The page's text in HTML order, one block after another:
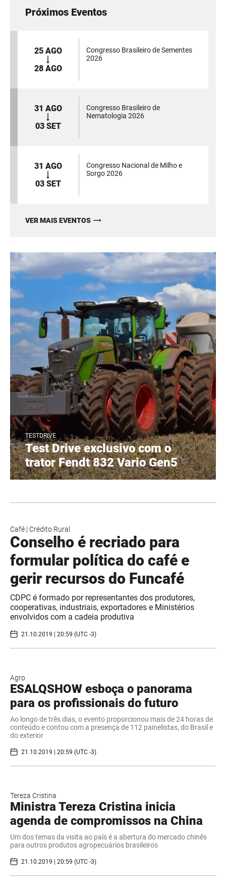
Próximos Eventos
25 AGO
28 AGO
Congresso Brasileiro de Sementes
2026
31 AGO
03 SET
Congresso Brasileiro de
Nematologia 2026
31 AGO
03 SET
Congresso Nacional de Milho e
Sorgo 2026
VER MAIS EVENTOS
TESTDRIVE
Test Drive exclusivo com o
trator Fendt 832 Vario Gen5
Café | Crédito Rural
Conselho é recriado para
formular política do café e
gerir recursos do Funcafé
CDPC é formado por representantes dos produtores,
cooperativas, industriais, exportadores e Ministérios
envolvidos com a cadeia produtiva
21.10.2019 | 20:59 (UTC -3)
Agro
ESALQSHOW esboça o panorama
para os profissionais do futuro
Ao longo de três dias, o evento proporcionou mais de 24 horas de
conteúdo e contou com a presença de 112 painelistas, do Brasil e
do exterior
21.10.2019 | 20:59 (UTC -3)
Tereza Cristina
Ministra Tereza Cristina inicia
agenda de compromissos na China
Um dos temas da visita ao país é a abertura do mercado chinês
para outros produtos agropecuários brasileiros
21.10.2019 | 20:59 (UTC -3)